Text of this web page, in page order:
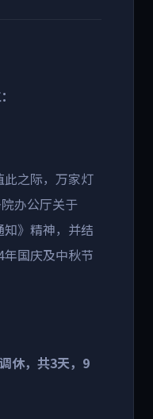
之际，万家灯
办公厅关于
》精神，并结
年国庆及中秋节
休，共3天， 9